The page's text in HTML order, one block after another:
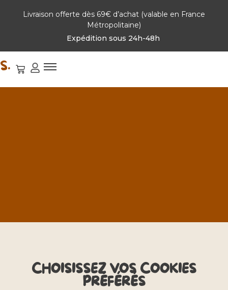
Livraison offerte dès 69€ d’achat (valable en France
Métropolitaine)
Expédition sous 24h-48h
S.
Nos cookies
CHOISISSEZ VOS COOKIES
PRÉFÉRÉS